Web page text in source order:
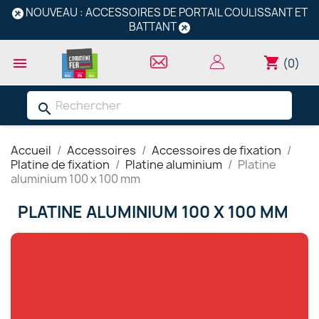
NOUVEAU : ACCESSOIRES DE PORTAIL COULISSANT ET
BATTANT
 shopping_cart (0)
search
Accueil Accessoires
Accessoires de fixation
Platine de fixation
Platine aluminium
Platine
aluminium 100 x 100 mm
PLATINE ALUMINIUM 100 X 100 MM